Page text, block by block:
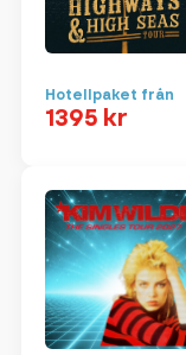
Hotellpaket från
1395 kr